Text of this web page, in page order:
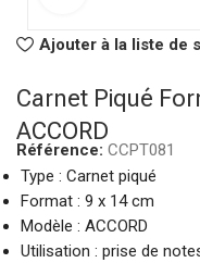
Ajouter à la liste de
Carnet Piqué
ACCORD
Référence: CCPT081
Type : Carnet piqué
Format : 9 x 14 cm
Modèle : ACCORD
Utilisation : prise de